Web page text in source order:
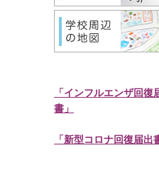
「インフルエンザ回復
書」
「新型コロナ回復届出